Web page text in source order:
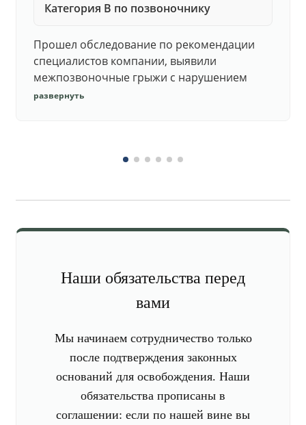
Категория В по позвоночнику
Прошел обследование по рекомендации
специалистов компании, выявили
межпозвоночные грыжи с нарушением
функций. Юристы подготовили документы,
развернуть
Наши обязательства перед
вами
Мы начинаем сотрудничество только
после подтверждения законных
оснований для освобождения. Наши
обязательства прописаны в
соглашении: если по нашей вине вы